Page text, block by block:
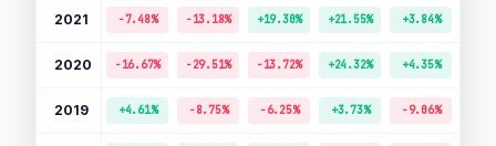
2021 -7.48% -13.18% +19.30% +21.55% +3.84%
2020 -16.67% -29.51% -13.72% +24.32% +4.35%
2019 +4.61% -8.75% -6.25% +3.73% -9.06%